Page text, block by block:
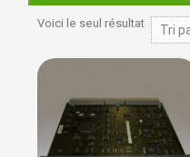
Voici le seul résultat